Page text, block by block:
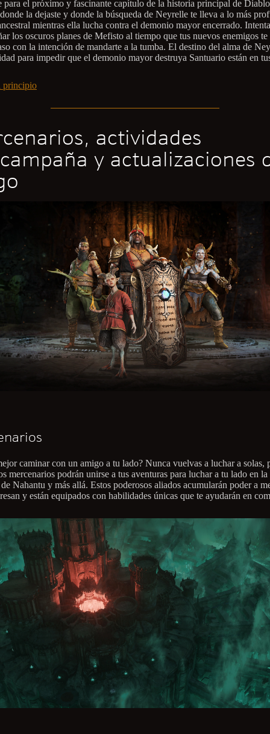
para el próximo y fascinante capítulo de la historia principal de
la dejaste y donde la búsqueda de Neyrelle te lleva a lo más
mientras ella lucha contra el demonio mayor encerrado. Intenta
los oscuros planes de Mefisto al tiempo que tus nuevos enemigos te
con la intención de mandarte a la tumba. El destino del alma de
para impedir que el demonio mayor destruya Santuario están en
principio
actividades
y actualizaciones
caminar con un amigo a tu lado? Nunca vuelvas a luchar a solas,
mercenarios podrán unirse a tus aventuras para luchar a tu lado en la
de Nahantu y más allá. Estos poderosos aliados acumularán poder a
y están equipados con habilidades únicas que te ayudarán en